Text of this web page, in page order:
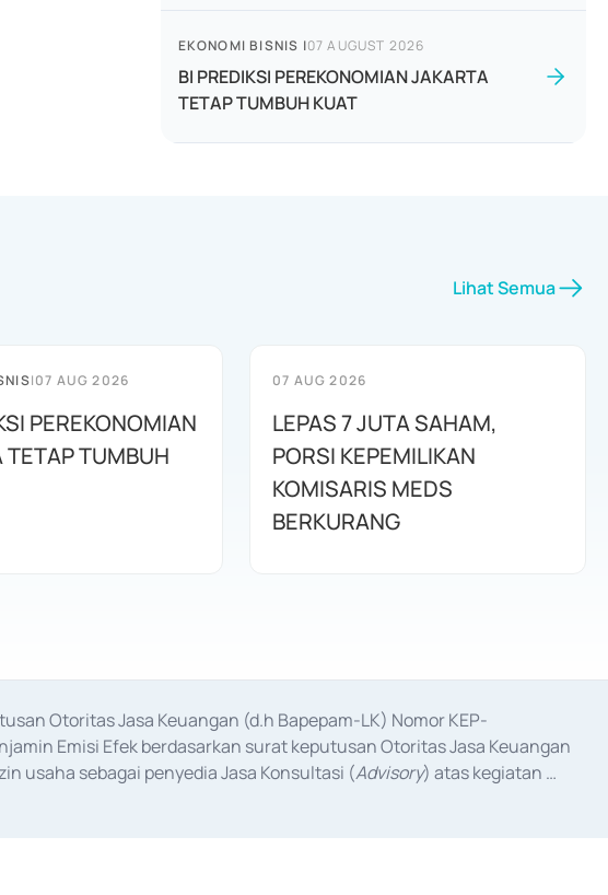
EKONOMI BISNIS |07 AUGUST 2026
BI PREDIKSI PEREKONOMIAN JAKARTA
TETAP TUMBUH KUAT
Lihat Semua
|07 AUG 2026
PEREKONOMIAN
TETAP TUMBUH
07 AUG 2026
LEPAS 7 JUTA SAHAM,
PORSI KEPEMILIKAN
KOMISARIS MEDS
BERKURANG
Otoritas Jasa Keuangan (d.h Bapepam-LK) Nomor KEP-
Emisi Efek berdasarkan surat keputusan Otoritas Jasa Keuangan
usaha sebagai penyedia Jasa Konsultasi (Advisory) atas kegiatan